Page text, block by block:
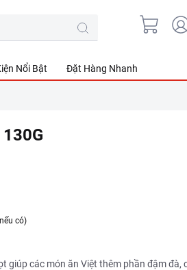
Nổi Bật Đặt Hàng Nhanh
có)
giúp các món ăn Việt thêm phần đậm đà,